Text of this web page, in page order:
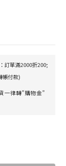
訂單滿2000折200;
帳付款)
一律轉"購物金"